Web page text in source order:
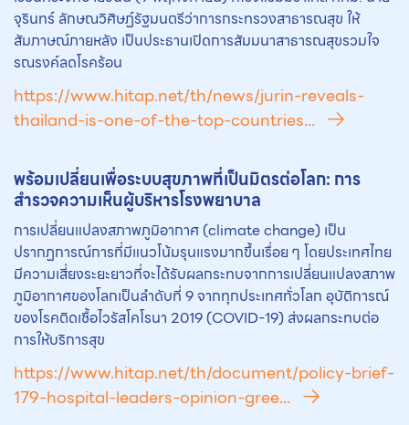
จุรินทร์ ลักษณวิศิษฏ์รัฐมนตรีว่าการกระทรวงสาธารณสุข ให้
สัมภาษณ์ภายหลัง เป็นประธานเปิดการสัมมนาสาธารณสุขรวมใจ
รณรงค์ลดโรคร้อน
https://www.hitap.net/th/news/jurin-reveals-
thailand-is-one-of-the-top-countries...
พร้อมเปลี่ยนเพื่อระบบสุขภาพที่เป็นมิตรต่อโลก: การ
สำรวจความเห็นผู้บริหารโรงพยาบาล
การเปลี่ยนแปลงสภาพภูมิอากาศ (climate change) เป็น
ปรากฏการณ์การที่มีแนวโน้มรุนแรงมากขึ้นเรื่อย ๆ โดยประเทศไทย
มีความเสี่ยงระยะยาวที่จะได้รับผลกระทบจากการเปลี่ยนแปลงสภาพ
ภูมิอากาศของโลกเป็นลำดับที่ 9 จากทุกประเทศทั่วโลก อุบัติการณ์
ของโรคติดเชื้อไวรัสโคโรนา 2019 (COVID-19) ส่งผลกระทบต่อ
การให้บริการสุข
https://www.hitap.net/th/document/policy-brief-
179-hospital-leaders-opinion-gree...